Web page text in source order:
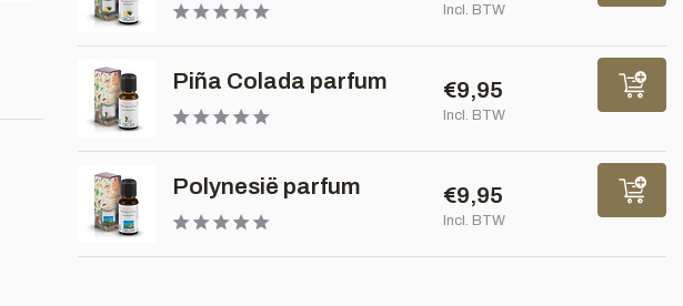
Incl. BTW
Piña Colada parfum €9,95
Incl. BTW
Polynesië parfum €9,95
Incl. BTW